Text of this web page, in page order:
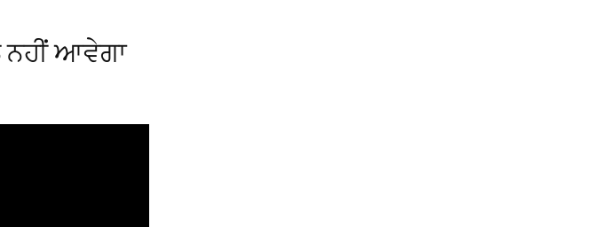
ਨਹੀਂ ਆਵੇਗਾ